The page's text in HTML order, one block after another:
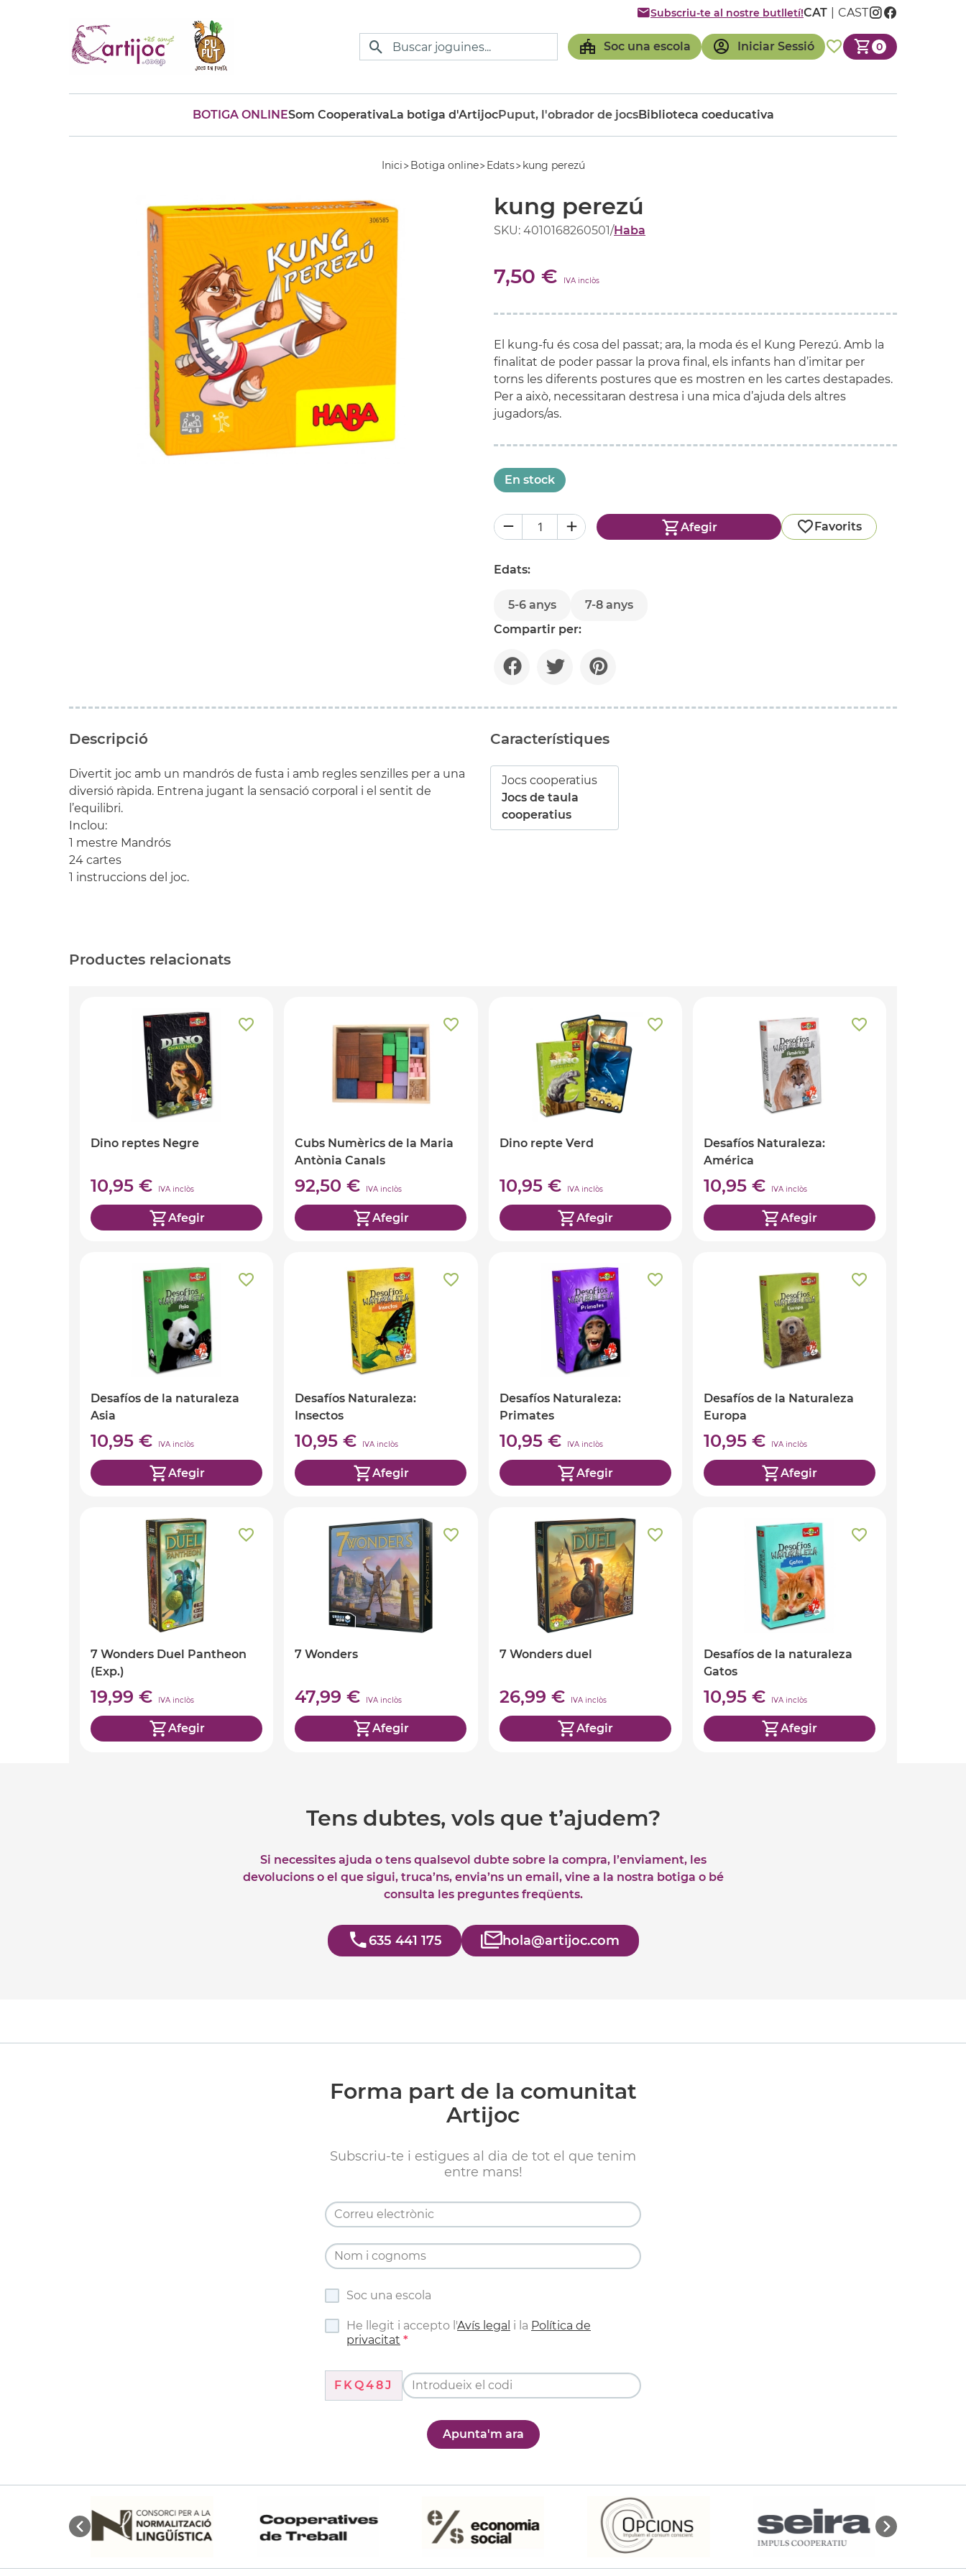
Soc una escola Iniciar Sessió 0
Subscriu-te al nostre butlletí!CAT CAST
BOTIGA ONLINESom CooperativaLa botiga d'ArtijocPuput, l'obrador de jocsBiblioteca coeducativa
Inici Botiga online Edats kung perezú
kung perezú
SKU: 4010168260501/Haba
7,50 € IVA inclòs
El kung-fu és cosa del passat; ara, la moda és el Kung Perezú. Amb la
finalitat de poder passar la prova final, els infants han d’imitar per
torns les diferents postures que es mostren en les cartes destapades.
Per a això, necessitaran destresa i una mica d’ajuda dels altres
jugadors/as.
En stock
Afegir Favorits
Edats:
5-6 anys
7-8 anys
Compartir per:
Descripció
Divertit joc amb un mandrós de fusta i amb regles senzilles per a una
diversió ràpida. Entrena jugant la sensació corporal i el sentit de
l’equilibri.
Inclou:
1 mestre Mandrós
24 cartes
1 instruccions del joc.
Característiques
Jocs cooperatius
Jocs de taula
cooperatius
Productes relacionats
Dino reptes Negre
10,95 € IVA inclòs
Afegir
Cubs Numèrics de la Maria
Antònia Canals
92,50 € IVA inclòs
Afegir
Dino repte Verd
10,95 € IVA inclòs
Afegir
Desafíos Naturaleza:
América
10,95 € IVA inclòs
Afegir
Desafíos de la naturaleza
Asia
10,95 € IVA inclòs
Afegir
Desafíos Naturaleza:
Insectos
10,95 € IVA inclòs
Afegir
Desafíos Naturaleza:
Primates
10,95 € IVA inclòs
Afegir
Desafíos de la Naturaleza
Europa
10,95 € IVA inclòs
Afegir
7 Wonders Duel Pantheon
(Exp.)
19,99 € IVA inclòs
Afegir
7 Wonders
47,99 € IVA inclòs
Afegir
7 Wonders duel
26,99 € IVA inclòs
Afegir
Desafíos de la naturaleza
Gatos
10,95 € IVA inclòs
Afegir
Tens dubtes, vols que t’ajudem?
Si necessites ajuda o tens qualsevol dubte sobre la compra, l’enviament, les
devolucions o el que sigui, truca’ns, envia’ns un email, vine a la nostra botiga o bé
consulta les preguntes freqüents.
635 441 175 hola@artijoc.com
Forma part de la comunitat
Artijoc
Subscriu-te i estigues al dia de tot el que tenim
entre mans!
Soc una escola
He llegit i accepto l'Avís legal i la Política de
privacitat
FKQ48J
Apunta'm ara